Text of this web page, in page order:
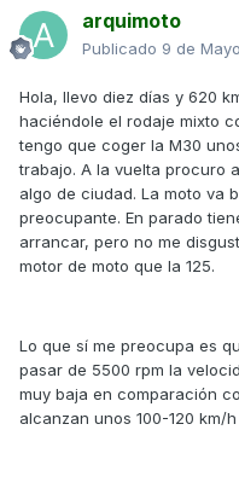
arquimoto
Publicado 9 de
Hola, llevo diez días y 620
haciéndole el rodaje mixto
tengo que coger la M30
trabajo. A la vuelta procuro
algo de ciudad. La moto va
preocupante. En parado
arrancar, pero no me
motor de moto que la 125.
Lo que sí me preocupa es
pasar de 5500 rpm la
muy baja en comparación
alcanzan unos 100-120 km/